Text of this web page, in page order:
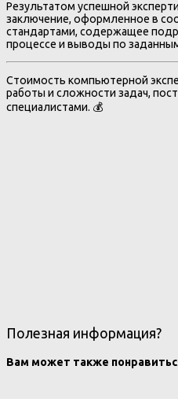
Результатом успешной
заключение, оформленное в
стандартами, содержащее
процессе и выводы по
Стоимость компьютерной
работы и сложности задач,
специалистами. 💰
Полезная информация?
Вам может также